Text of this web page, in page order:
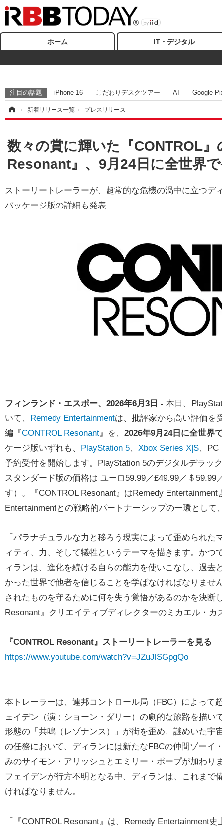
ホーム IT・デジタル
注目の話題 iPhone 16 こだわりデスクツアー AI Google
› 新着リリース一覧 › プレスリリース
数々の賞に輝いた『CONTROL』
Resonant』、9月24日に全世界
ストーリートレーラーが、超常的な危機の渦中に立つ
パッケージ版の詳細も発表
フィンランド・エスポー、2026年6月3日 - 本日、
いて、
Remedy Entertainmentは、批評家から高い評価を
編『 CONTROL Resonant』を、 2026年9月24日に全世界
ケージ版いずれも、
PlayStation 5、 Xbox Series X|S、PC
予約受付を開始します。PlayStation 5のデジタルデラッ
スタンダード版の価格は ユーロ59.99／£49.99／＄
す）。『CONTROL Resonant』はRemedy
Entertainmentとの戦略的パートナーシップの一環とし
「パラナチュラルな力と移ろう現実によって歪められ
ィティ、力、そして犠牲というテーマを描きます。か
ィランは、進化を続ける自らの能力を使いこなし、過
かった世界で他者を信じることを学ばなければなりま
されたものを守るために何を失う覚悟があるのかを決断
Resonant』クリエイティブディレクターのミカエル・カ
『CONTROL Resonant』ストーリートレーラーを見る
https://www.youtube.com/watch?v=JZuJlSGpgQo
本トレーラーは、連邦コントロール局（FBC）によって
ェイデン（演：ショーン・ダリー）の劇的な旅路を描
形態の「共鳴（レゾナンス）」が街を歪め、謎めいた
の任務において、ディランには新たなFBCの仲間ゾーイ
みのサイモン・アリッシュとエミリー・ポープが加わり
フェイデンが行方不明となる中、ディランは、これま
ければなりません。
「『CONTROL Resonant』は、Remedy Entertainment